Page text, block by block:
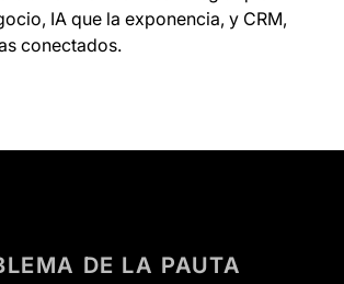
IA que la exponencia, y CRM,
conectados.
DE LA PAUTA